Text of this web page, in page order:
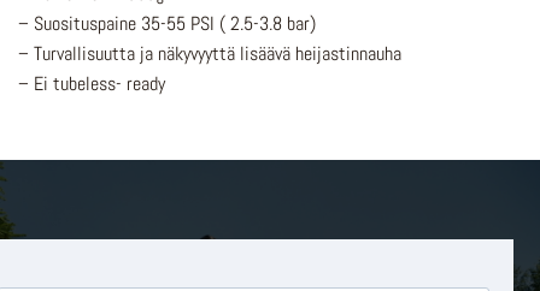
– Suosituspaine 35-55 PSI ( 2.5-3.8 bar)
– Turvallisuutta ja näkyvyyttä lisäävä heijastinnauha
– Ei tubeless- ready